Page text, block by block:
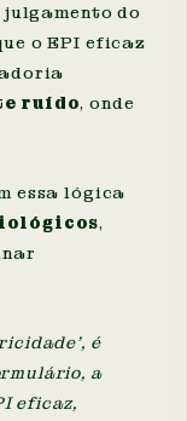
do
o EPI eficaz
ruído, onde
essa lógica
,
é
a
eficaz,